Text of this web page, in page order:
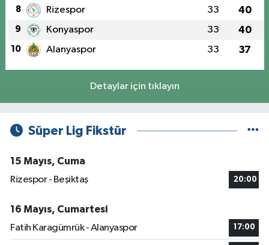
8 Rizespor 33 40
9 Konyaspor 33 40
10 Alanyaspor 33 37
Detaylar için tıklayın
Süper Lig Fikstür
15 Mayıs, Cuma
Rizespor - Beşiktaş
20:00
16 Mayıs, Cumartesi
Fatih Karagümrük - Alanyaspor
17:00